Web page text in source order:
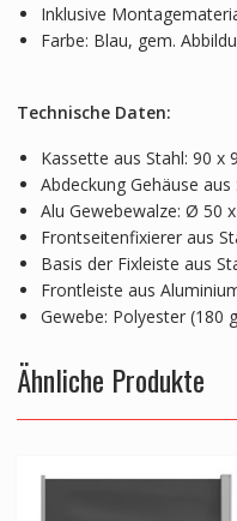
Inklusive
Farbe: Blau, gem.
Technische Daten:
Kassette aus Stahl: 90 x
Abdeckung Gehäuse
Alu Gewebewalze: Ø 50
Frontseitenfixierer aus
Basis der Fixleiste aus
Frontleiste aus
Gewebe: Polyester (180
Ähnliche Produkte